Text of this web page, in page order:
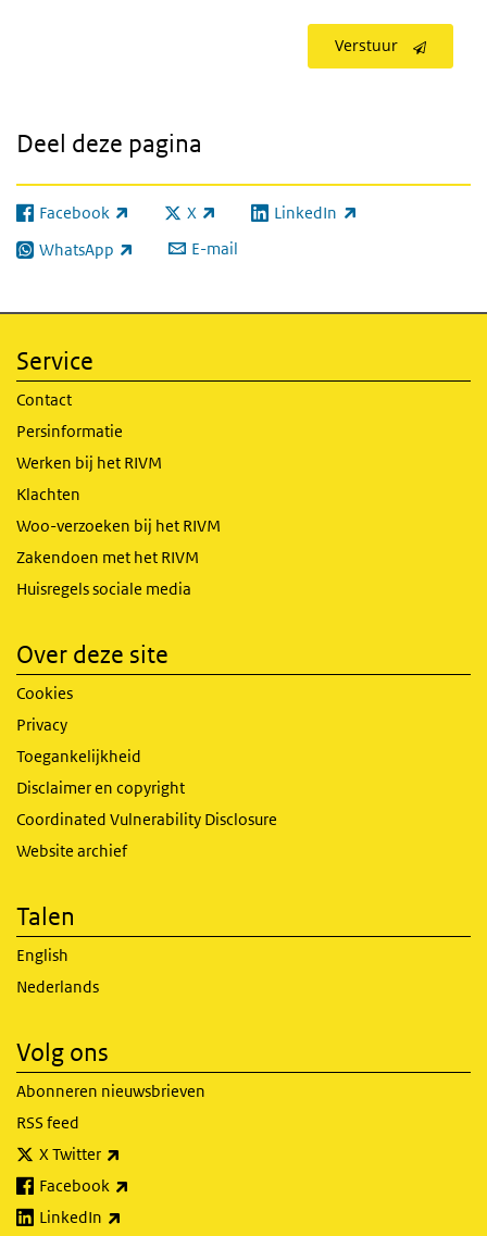
Verstuur
Deel deze pagina
Facebook
(externe link) X
(externe link) LinkedIn
(externe link)
WhatsApp
(externe link) E-mail
Service
Contact
Persinformatie
Werken bij het RIVM
Klachten
Woo-verzoeken bij het RIVM
Zakendoen met het RIVM
Huisregels sociale media
Over deze site
Cookies
Privacy
Toegankelijkheid
Disclaimer en copyright
Coordinated Vulnerability Disclosure
Website archief
Talen
English
Nederlands
Volg ons
Abonneren nieuwsbrieven
RSS feed
X Twitter
Facebook
LinkedIn